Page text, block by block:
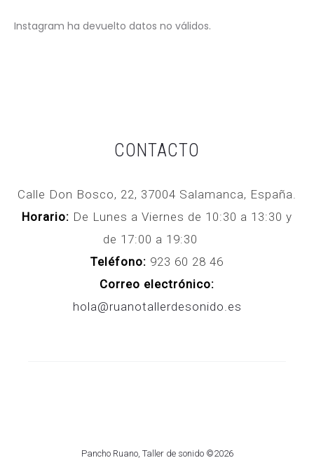
Instagram ha devuelto datos no válidos.
CONTACTO
Calle Don Bosco, 22, 37004 Salamanca, España.
Horario: De Lunes a Viernes de 10:30 a 13:30 y
de 17:00 a 19:30
Teléfono: 923 60 28 46
Correo electrónico:
hola@ruanotallerdesonido.es
Pancho Ruano, Taller de sonido ©2026